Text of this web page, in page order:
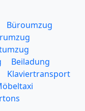
Büroumzug
Beiladung
Klaviertransport